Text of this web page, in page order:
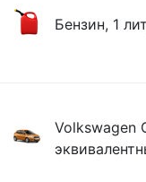
Бензин, 1
Volkswagen